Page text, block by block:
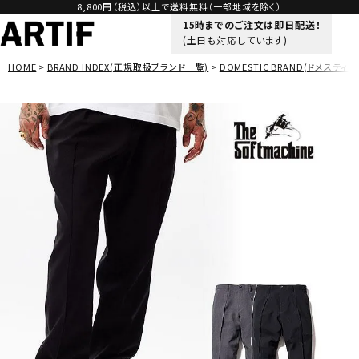
8,800円（税込）以上で送料無料（一部地域を除く）
15時までのご注文は即日配送！
(土日も対応しています)
HOME BRAND INDEX(正規取扱ブランド一覧) DOMESTIC BRAND(ドメスティッ